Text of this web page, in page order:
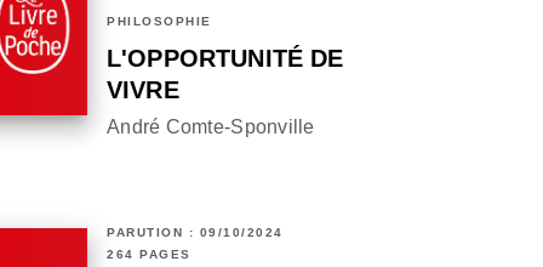
PHILOSOPHIE
L'OPPORTUNITÉ DE
VIVRE
André Comte-Sponville
PARUTION : 09/10/2024
264 PAGES